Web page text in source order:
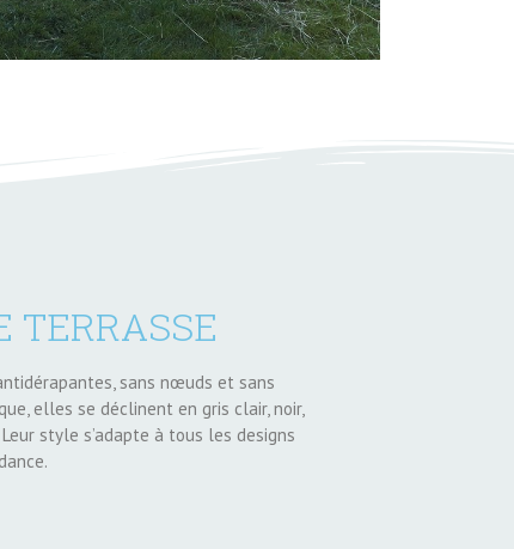
TERRASSE
sans nœuds et sans
elles se déclinent en gris clair, noir,
style s’adapte à tous les designs